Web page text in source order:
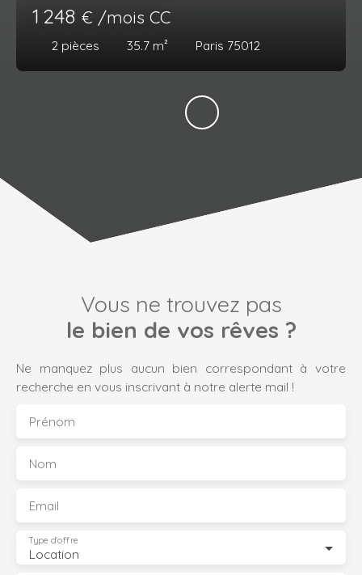
1 248 € /mois CC
2 pièces 35.7 m² Paris 75012
Vous ne trouvez pas
le bien de vos rêves ?
Ne manquez plus aucun bien correspondant à votre
recherche en vous inscrivant à notre alerte mail !
Prénom
Nom
Email
Location
Type d'offre